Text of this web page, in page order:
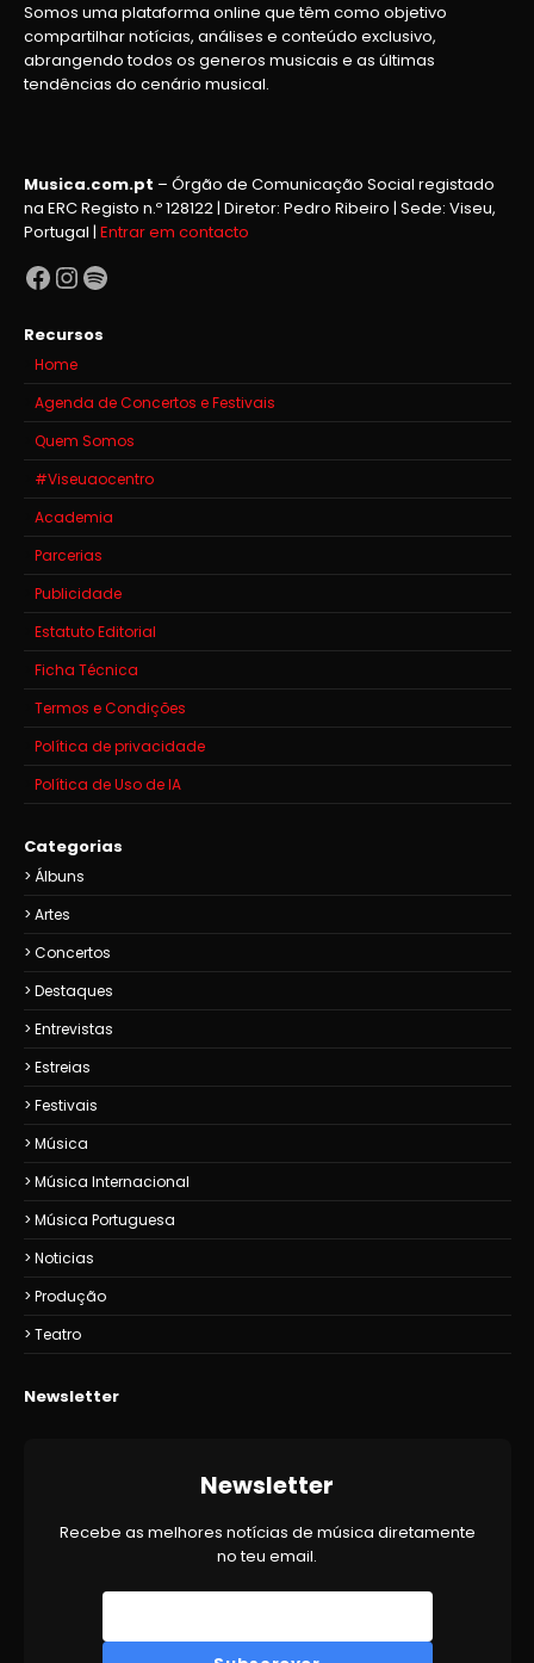
Somos uma plataforma online que têm como objetivo
compartilhar notícias, análises e conteúdo exclusivo,
abrangendo todos os generos musicais e as últimas
tendências do cenário musical.
Musica.com.pt – Órgão de Comunicação Social registado
na ERC Registo n.º 128122 | Diretor: Pedro Ribeiro | Sede: Viseu,
Portugal | Entrar em contacto
Facebook
Instagram
Spotify
Recursos
Home
Agenda de Concertos e Festivais
Quem Somos
#Viseuaocentro
Academia
Parcerias
Publicidade
Estatuto Editorial
Ficha Técnica
Termos e Condições
Política de privacidade
Política de Uso de IA
Categorias
Álbuns
Artes
Concertos
Destaques
Entrevistas
Estreias
Festivais
Música
Música Internacional
Música Portuguesa
Noticias
Produção
Teatro
Newsletter
Newsletter
Recebe as melhores notícias de música diretamente
no teu email.